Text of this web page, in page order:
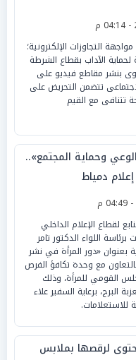
التجاوزات الإلكترونية؛
الآداب بقطاع الشرطة
بنشر مقاطع فيديو على
تتضمن التحريض على
تتنافى مع القيم
وحماية المجتمع»..
دمياط
لقطاع الإعلام الداخلي
اللواء الدكتور تامر
بعنوان «دور المرأة في نشر
مع وحدة تكافؤ الفرص
القومي للمرأة، وذلك
البرج، برعاية السفير علاء
للاستعلامات.
لرقصها بملابس